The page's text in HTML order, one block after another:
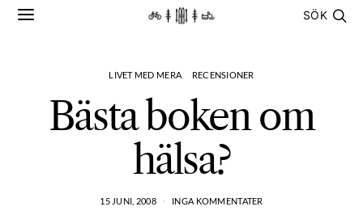
SÖK
LIVET MED MERA RECENSIONER
Bästa boken om
hälsa?
15 JUNI, 2008 INGA KOMMENTATER